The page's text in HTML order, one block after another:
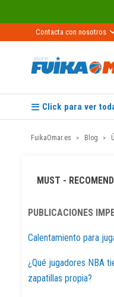
Contacta con nosotros
Click para ver
FuikaOmar.es Blog
MUST -
PUBLICACIONES
Calentamiento para
¿Qué jugadores NBA
zapatillas propia?